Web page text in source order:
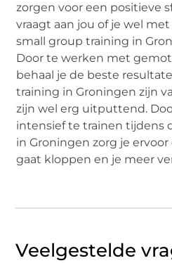
zorgen voor een positieve
vraagt aan jou of je wel
small group training in
Door te werken met
behaal je de beste
training in Groningen zijn
zijn wel erg uitputtend.
intensief te trainen tijdens
in Groningen zorg je
gaat kloppen en je meer
Veelgestelde